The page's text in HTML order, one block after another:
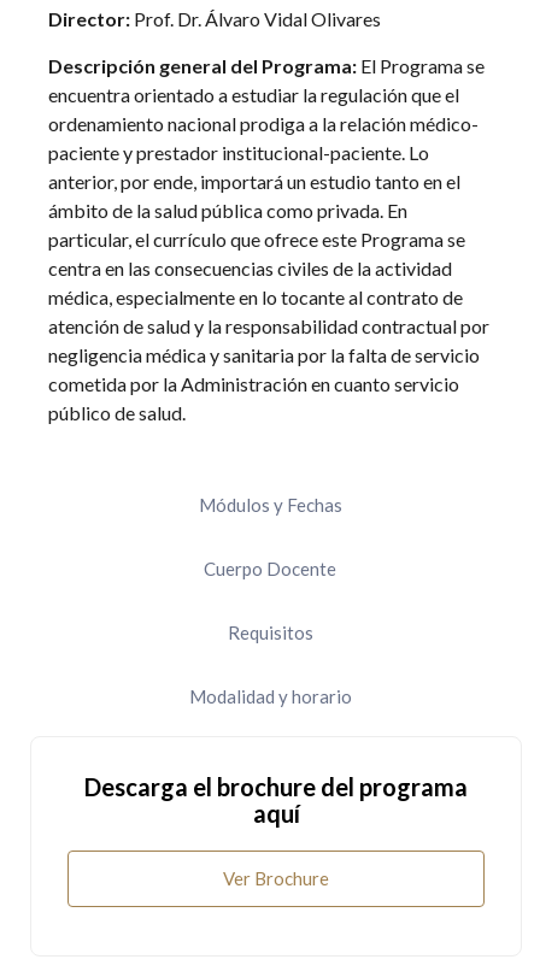
Módulos y Fechas
Cuerpo Docente
Requisitos
Modalidad y horario
Director: Prof. Dr. Álvaro Vidal Olivares
Descripción general del Programa: El Programa se
encuentra orientado a estudiar la regulación que el
ordenamiento nacional prodiga a la relación médico-
paciente y prestador institucional-paciente. Lo
anterior, por ende, importará un estudio tanto en el
ámbito de la salud pública como privada. En
particular, el currículo que ofrece este Programa se
centra en las consecuencias civiles de la actividad
médica, especialmente en lo tocante al contrato de
atención de salud y la responsabilidad contractual por
negligencia médica y sanitaria por la falta de servicio
cometida por la Administración en cuanto servicio
público de salud.
Descarga el brochure del programa
aquí
Ver Brochure